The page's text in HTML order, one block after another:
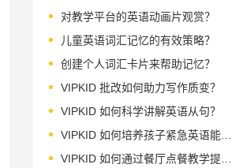
对教学平台的英语动画片观赏？
儿童英语词汇记忆的有效策略？
创建个人词汇卡片来帮助记忆？
VIPKID 批改如何助力写作质变？
VIPKID 如何科学讲解英语从句？
VIPKID 如何培养孩子紧急英语能力？
VIPKID 如何通过餐厅点餐教学提升少儿英语应用能力？